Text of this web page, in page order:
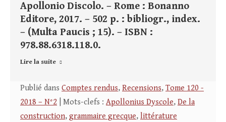
Apollonio Discolo. – Rome : Bonanno
Editore, 2017. – 502 p. : bibliogr., index.
– (Multa Paucis ; 15). – ISBN :
978.88.6318.118.0.
Lire la suite
Publié dans Comptes rendus, Recensions, Tome 120 -
2018 – N°2 | Mots-clefs : Apollonius Dyscole, De la
construction, grammaire grecque, littérature